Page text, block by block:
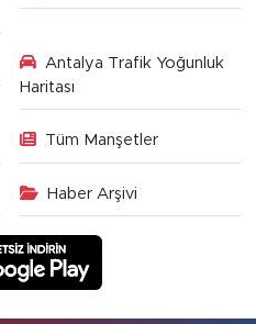
Antalya Trafik Yoğunluk
Haritası
Tüm Manşetler
Haber Arşivi